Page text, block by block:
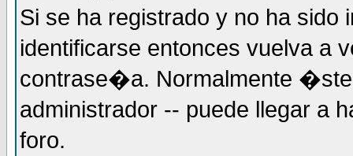
Si se ha registrado y no ha
identificarse entonces vuelva a
contrase�a. Normalmente
administrador -- puede llegar a
foro.